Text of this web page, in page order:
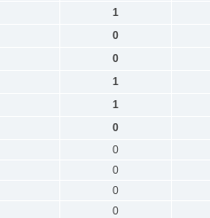
1
0
0
1
1
0
0
0
0
0